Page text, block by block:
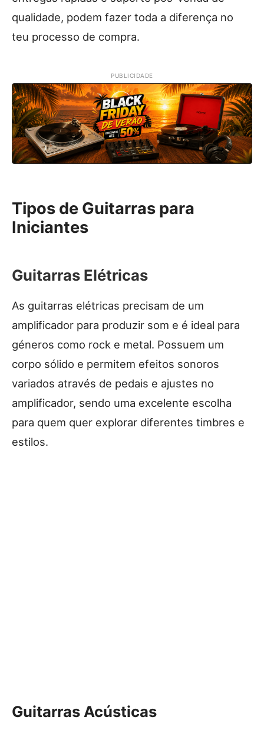
qualidade, podem fazer toda a diferença no
teu processo de compra.
PUBLICIDADE
Tipos de Guitarras para
Iniciantes
Guitarras Elétricas
As guitarras elétricas precisam de um
amplificador para produzir som e é ideal para
géneros como rock e metal. Possuem um
corpo sólido e permitem efeitos sonoros
variados através de pedais e ajustes no
amplificador, sendo uma excelente escolha
para quem quer explorar diferentes timbres e
estilos.
Guitarras Acústicas